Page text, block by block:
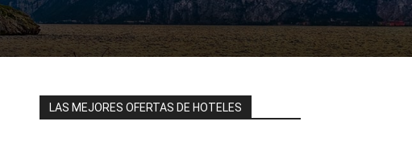
LAS MEJORES OFERTAS DE HOTELES